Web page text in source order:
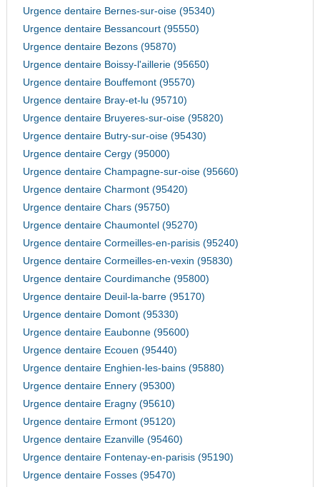
Urgence dentaire Bernes-sur-oise (95340)
Urgence dentaire Bessancourt (95550)
Urgence dentaire Bezons (95870)
Urgence dentaire Boissy-l'aillerie (95650)
Urgence dentaire Bouffemont (95570)
Urgence dentaire Bray-et-lu (95710)
Urgence dentaire Bruyeres-sur-oise (95820)
Urgence dentaire Butry-sur-oise (95430)
Urgence dentaire Cergy (95000)
Urgence dentaire Champagne-sur-oise (95660)
Urgence dentaire Charmont (95420)
Urgence dentaire Chars (95750)
Urgence dentaire Chaumontel (95270)
Urgence dentaire Cormeilles-en-parisis (95240)
Urgence dentaire Cormeilles-en-vexin (95830)
Urgence dentaire Courdimanche (95800)
Urgence dentaire Deuil-la-barre (95170)
Urgence dentaire Domont (95330)
Urgence dentaire Eaubonne (95600)
Urgence dentaire Ecouen (95440)
Urgence dentaire Enghien-les-bains (95880)
Urgence dentaire Ennery (95300)
Urgence dentaire Eragny (95610)
Urgence dentaire Ermont (95120)
Urgence dentaire Ezanville (95460)
Urgence dentaire Fontenay-en-parisis (95190)
Urgence dentaire Fosses (95470)